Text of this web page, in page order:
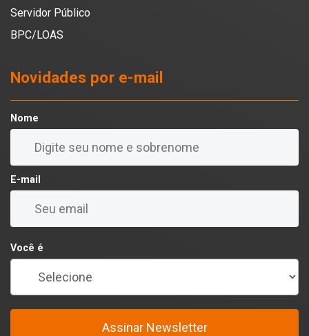
Servidor Público
BPC/LOAS
Novidades por e-mail
Nome
E-mail
Você é
Assinar Newsletter